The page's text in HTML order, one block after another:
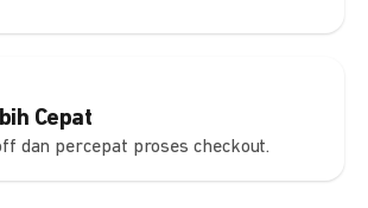
Cepat
dan percepat proses checkout.